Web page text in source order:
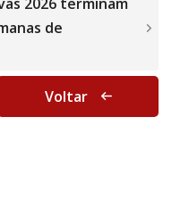
de
Voltar